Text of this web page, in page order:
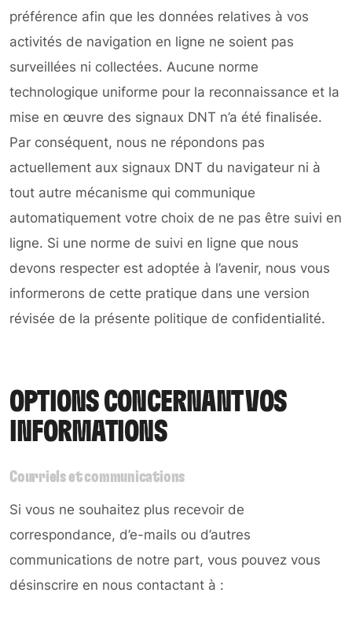
préférence afin que les données relatives à vos
activités de navigation en ligne ne soient pas
surveillées ni collectées. Aucune norme
technologique uniforme pour la reconnaissance et la
mise en œuvre des signaux DNT n’a été finalisée.
Par conséquent, nous ne répondons pas
actuellement aux signaux DNT du navigateur ni à
tout autre mécanisme qui communique
automatiquement votre choix de ne pas être suivi en
ligne. Si une norme de suivi en ligne que nous
devons respecter est adoptée à l’avenir, nous vous
informerons de cette pratique dans une version
révisée de la présente politique de confidentialité.
OPTIONS CONCERNANT VOS
INFORMATIONS
Courriels et communications
Si vous ne souhaitez plus recevoir de
correspondance, d’e-mails ou d’autres
communications de notre part, vous pouvez vous
désinscrire en nous contactant à :